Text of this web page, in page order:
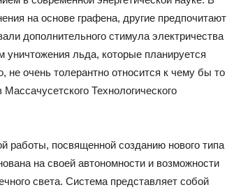
на основе графена, другие предпочитают
дополнительного стимула электричества
уничтожения льда, которые планируется
не очень толерантно относится к чему бы то
Технологического
работы, посвященной созданию нового типа
на своей автономности и возможности
света. Система представляет собой